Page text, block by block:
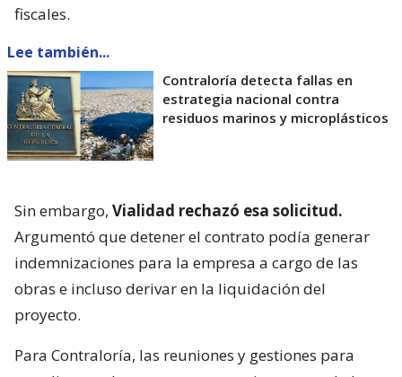
fiscales.
Lee también...
Contraloría detecta fallas en
estrategia nacional contra
residuos marinos y microplásticos
Sin embargo, Vialidad rechazó esa solicitud.
Argumentó que detener el contrato podía generar
indemnizaciones para la empresa a cargo de las
obras e incluso derivar en la liquidación del
proyecto.
Para Contraloría, las reuniones y gestiones para